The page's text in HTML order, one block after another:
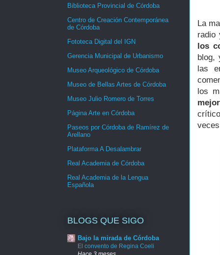
La
radio
los
blog,
las
los
Biblioteca Provincial de Córdoba
Centro de Creación Contemporánea
de Córdoba
Fototeca Digital del IGN
Gerencia Municipal de Urbanismo
Museo Arqueológico de Córdoba
Museo de Bellas Artes de Córdoba
Museo Julio Romero de Torres
Página Arte en Córdoba
Paseos por Córdoba de Ramírez de
Arellano
Plataforma A Desalambrar
Real Academia de Córdoba
Real Academia de la Lengua
Española
BLOGS QUE SIGO
Bajo la mirada de Córdoba
El convento de Regina Coeli